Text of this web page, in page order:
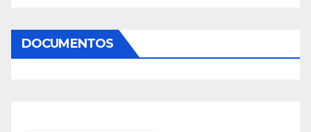
DOCUMENTOS